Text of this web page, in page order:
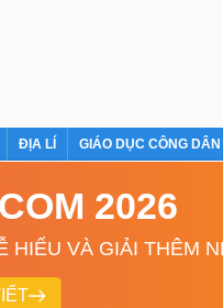
ĐỊA LÍ GIÁO DỤC CÔNG DÂN
2026
VÀ GIẢI THÊM